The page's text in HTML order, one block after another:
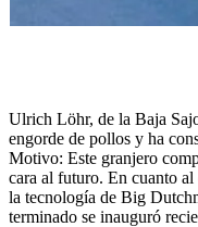
Ulrich Löhr, de la Baja
engorde de pollos y ha
Motivo: Este granjero
cara al futuro. En cuanto
la tecnología de Big
terminado se inauguró